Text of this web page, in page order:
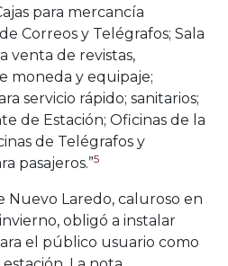
para mercancía
Correos y Telégrafos; Sala
venta de revistas,
moneda y equipaje;
servicio rápido; sanitarios;
de Estación; Oficinas de la
de Telégrafos y
pasajeros.”5
Nuevo Laredo, caluroso en
obligó a instalar
el público usuario como